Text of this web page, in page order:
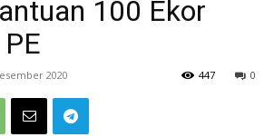
100 Ekor
2020 0
447